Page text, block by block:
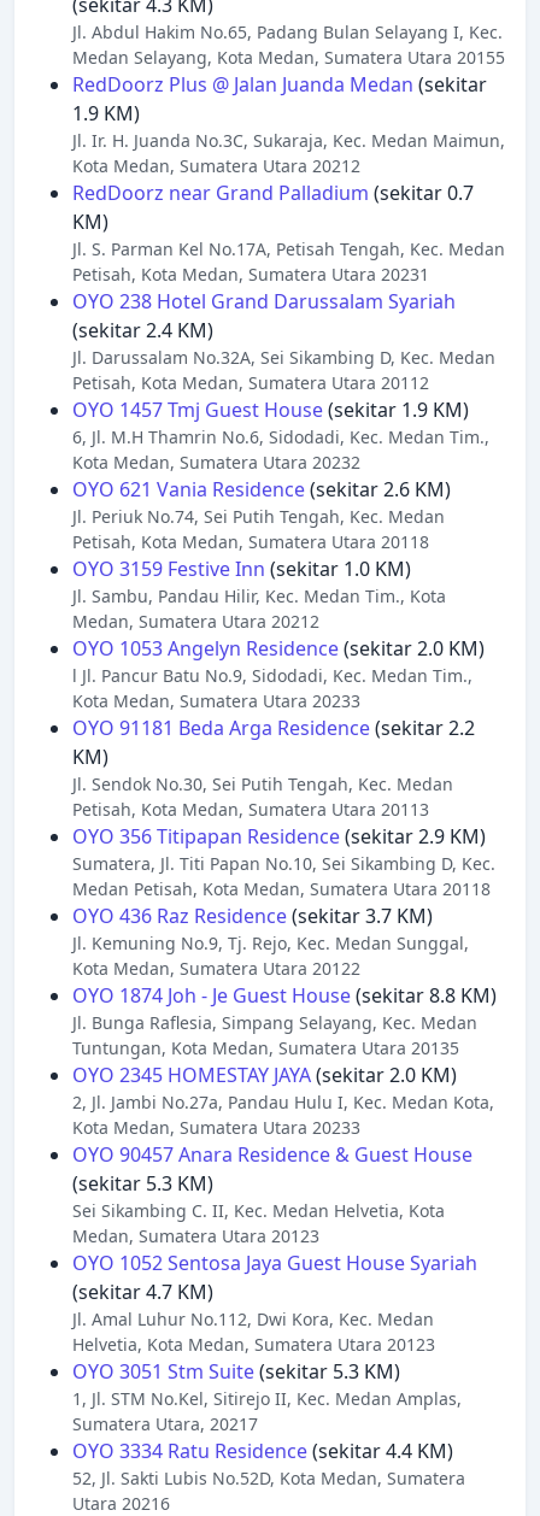
Jl. Abdul Hakim No.65, Padang Bulan Selayang I, Kec.
Medan Selayang, Kota Medan, Sumatera Utara 20155
RedDoorz Plus @ Jalan Juanda Medan (sekitar
1.9 KM)
Jl. Ir. H. Juanda No.3C, Sukaraja, Kec. Medan Maimun,
Kota Medan, Sumatera Utara 20212
RedDoorz near Grand Palladium (sekitar 0.7
KM)
Jl. S. Parman Kel No.17A, Petisah Tengah, Kec. Medan
Petisah, Kota Medan, Sumatera Utara 20231
OYO 238 Hotel Grand Darussalam Syariah
(sekitar 2.4 KM)
Jl. Darussalam No.32A, Sei Sikambing D, Kec. Medan
Petisah, Kota Medan, Sumatera Utara 20112
OYO 1457 Tmj Guest House(sekitar 1.9 KM)
6, Jl. M.H Thamrin No.6, Sidodadi, Kec. Medan Tim.,
Kota Medan, Sumatera Utara 20232
OYO 621 Vania Residence(sekitar 2.6 KM)
Jl. Periuk No.74, Sei Putih Tengah, Kec. Medan
Petisah, Kota Medan, Sumatera Utara 20118
OYO 3159 Festive Inn (sekitar 1.0 KM)
Jl. Sambu, Pandau Hilir, Kec. Medan Tim., Kota
Medan, Sumatera Utara 20212
OYO 1053 Angelyn Residence(sekitar 2.0 KM)
l Jl. Pancur Batu No.9, Sidodadi, Kec. Medan Tim.,
Kota Medan, Sumatera Utara 20233
OYO 91181 Beda Arga Residence(sekitar 2.2
KM)
Jl. Sendok No.30, Sei Putih Tengah, Kec. Medan
Petisah, Kota Medan, Sumatera Utara 20113
OYO 356 Titipapan Residence(sekitar 2.9 KM)
Sumatera, Jl. Titi Papan No.10, Sei Sikambing D, Kec.
Medan Petisah, Kota Medan, Sumatera Utara 20118
OYO 436 Raz Residence(sekitar 3.7 KM)
Jl. Kemuning No.9, Tj. Rejo, Kec. Medan Sunggal,
Kota Medan, Sumatera Utara 20122
OYO 1874 Joh - Je Guest House(sekitar 8.8 KM)
Jl. Bunga Raflesia, Simpang Selayang, Kec. Medan
Tuntungan, Kota Medan, Sumatera Utara 20135
OYO 2345 HOMESTAY JAYA(sekitar 2.0 KM)
2, Jl. Jambi No.27a, Pandau Hulu I, Kec. Medan Kota,
Kota Medan, Sumatera Utara 20233
OYO 90457 Anara Residence & Guest House
(sekitar 5.3 KM)
Sei Sikambing C. II, Kec. Medan Helvetia, Kota
Medan, Sumatera Utara 20123
OYO 1052 Sentosa Jaya Guest House Syariah
(sekitar 4.7 KM)
Jl. Amal Luhur No.112, Dwi Kora, Kec. Medan
Helvetia, Kota Medan, Sumatera Utara 20123
OYO 3051 Stm Suite(sekitar 5.3 KM)
1, Jl. STM No.Kel, Sitirejo II, Kec. Medan Amplas,
Sumatera Utara, 20217
OYO 3334 Ratu Residence(sekitar 4.4 KM)
52, Jl. Sakti Lubis No.52D, Kota Medan, Sumatera
Utara 20216